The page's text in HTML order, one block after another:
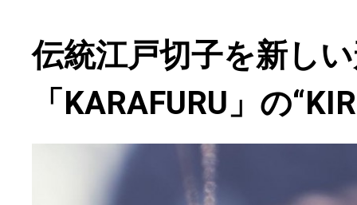
伝統江戸切子を新し
「KARAFURU」の